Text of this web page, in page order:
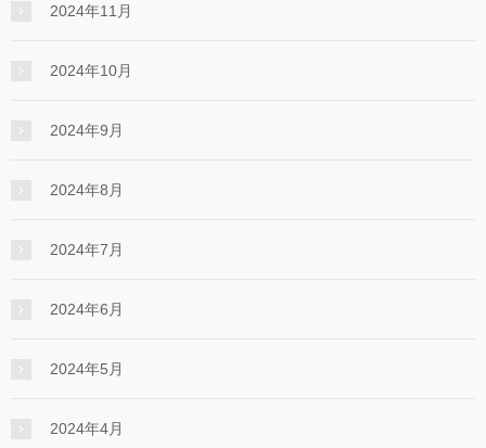
2024年11月
2024年10月
2024年9月
2024年8月
2024年7月
2024年6月
2024年5月
2024年4月